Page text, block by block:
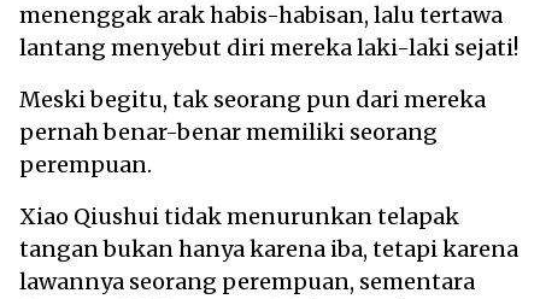
menenggak arak habis-habisan, lalu tertawa
lantang menyebut diri mereka laki-laki sejati!
Meski begitu, tak seorang pun dari mereka
pernah benar-benar memiliki seorang
perempuan.
Xiao Qiushui tidak menurunkan telapak
tangan bukan hanya karena iba, tetapi karena
lawannya seorang perempuan, sementara